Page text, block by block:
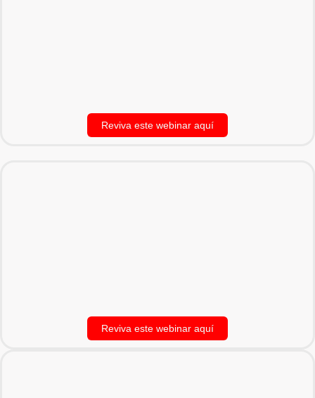
Reviva este webinar aquí
Reviva este webinar aquí